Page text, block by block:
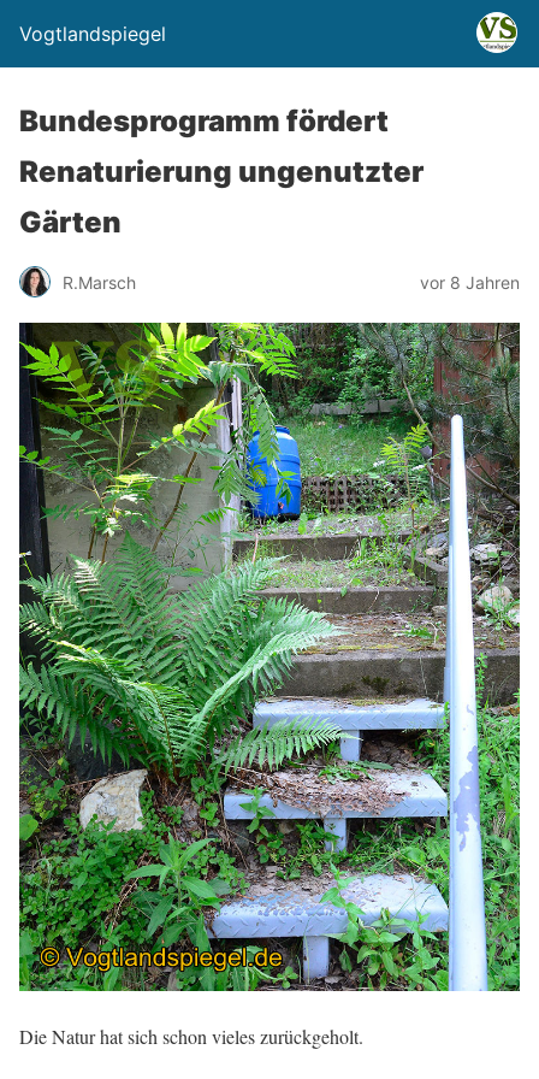
Vogtlandspiegel
Bundesprogramm fördert
Renaturierung ungenutzter
Gärten
R.Marsch vor 8 Jahren
Die Natur hat sich schon vieles zurückgeholt.